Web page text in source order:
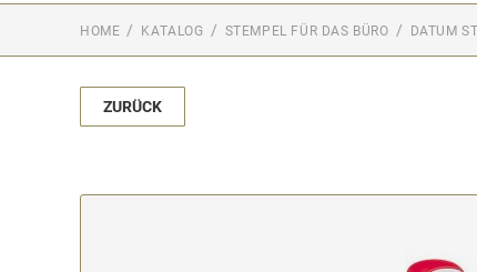
HOME KATALOG STEMPEL FÜR DAS BÜRO DATUM
ZURÜCK